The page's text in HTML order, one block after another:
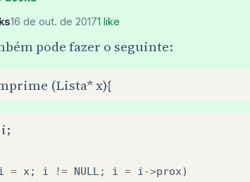
16 de out. de 20171 like
pode fazer o seguinte:
(Lista* x){
= x ; i != NULL ; i = i ->prox)